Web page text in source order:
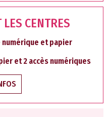
LES CENTRES
et papier
et 2 accès numériques